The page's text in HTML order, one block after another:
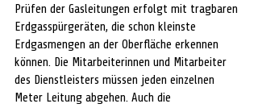
Prüfen der Gasleitungen erfolgt mit tragbaren
Erdgasspürgeräten, die schon kleinste
Erdgasmengen an der Oberfläche erkennen
können. Die Mitarbeiterinnen und Mitarbeiter
des Dienstleisters müssen jeden einzelnen
Meter Leitung abgehen. Auch die